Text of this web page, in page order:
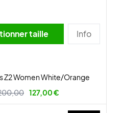
Sélectionner taille Info
Z2 Women White/Orange
127,00 €